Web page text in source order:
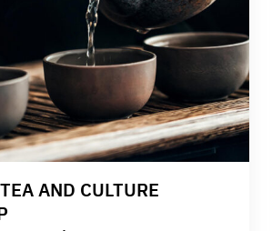
AND CULTURE